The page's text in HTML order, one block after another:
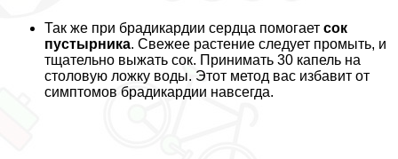
Так же при брадикардии сердца помогает сок
пустырника. Свежее растение следует промыть, и
тщательно выжать сок. Принимать 30 капель на
столовую ложку воды. Этот метод вас избавит от
симптомов брадикардии навсегда.